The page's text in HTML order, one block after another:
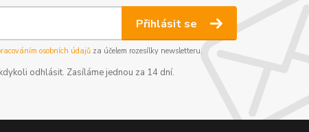
Přihlásit se
osobních údajůza účelem rozesílky newsletteru.
odhlásit. Zasíláme jednou za 14 dní.